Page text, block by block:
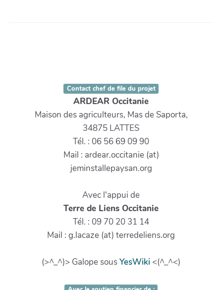
Contact chef de file du projet
ARDEAR Occitanie
Maison des agriculteurs, Mas de Saporta,
34875 LATTES
Tél. : 06 56 69 09 90
Mail : ardear.occitanie (at)
jeminstallepaysan.org
Avec l'appui de
Terre de Liens Occitanie
Tél. : 09 70 20 31 14
Mail : g.lacaze (at) terredeliens.org
(>^_^)> Galope sousYesWiki <(^_^<)